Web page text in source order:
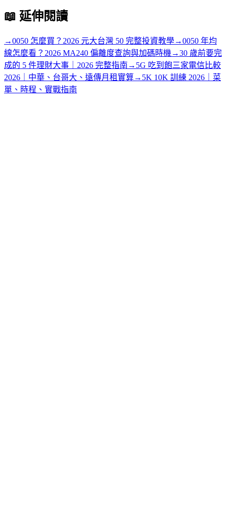
📖 延伸閱讀
→0050 怎麼買？2026 元大台灣 50 完整投資教學→0050 年均
線怎麼看？2026 MA240 偏離度查詢與加碼時機 →30 歲前要完
成的 5 件理財大事｜2026 完整指南 → 5G 吃到飽三家電信比較
2026｜中華、台哥大、遠傳月租實算→ 5K 10K 訓練 2026｜菜
單、時程、實戰指南